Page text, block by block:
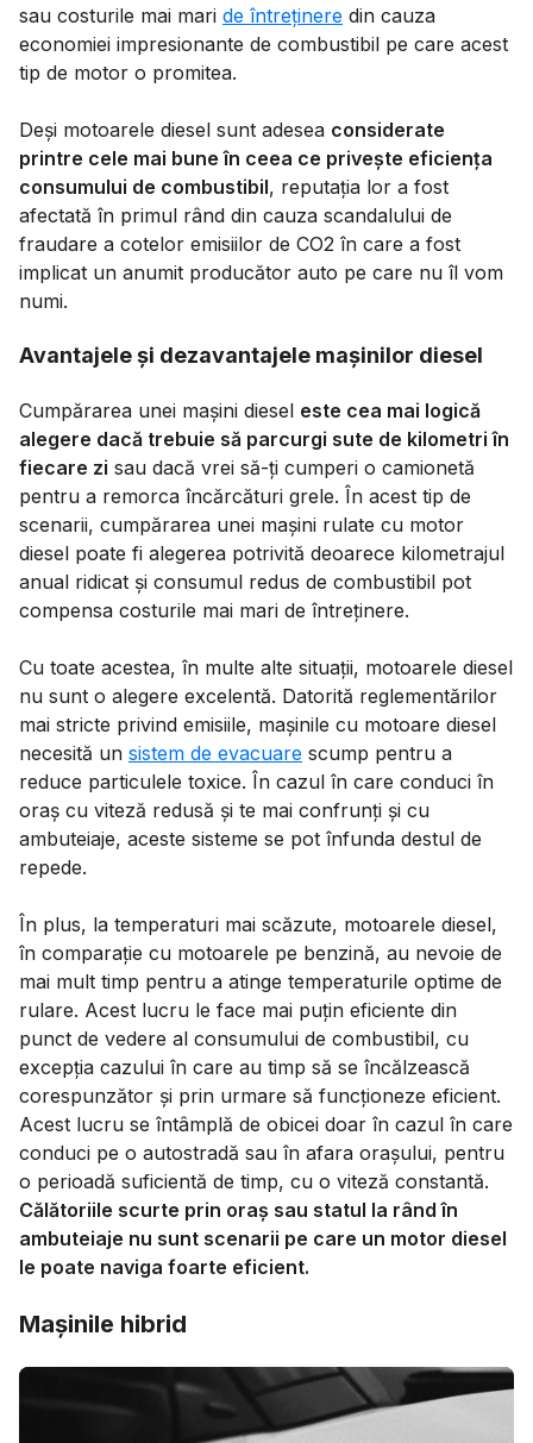
sau costurile mai mari de întreținere din cauza
economiei impresionante de combustibil pe care acest
tip de motor o promitea.
Deși motoarele diesel sunt adesea considerate
printre cele mai bune în ceea ce privește eficiența
consumului de combustibil, reputația lor a fost
afectată în primul rând din cauza scandalului de
fraudare a cotelor emisiilor de CO2 în care a fost
implicat un anumit producător auto pe care nu îl vom
numi.
Avantajele și dezavantajele mașinilor diesel
Cumpărarea unei mașini diesel este cea mai logică
alegere dacă trebuie să parcurgi sute de kilometri în
fiecare zi sau dacă vrei să-ți cumperi o camionetă
pentru a remorca încărcături grele. În acest tip de
scenarii, cumpărarea unei mașini rulate cu motor
diesel poate fi alegerea potrivită deoarece kilometrajul
anual ridicat și consumul redus de combustibil pot
compensa costurile mai mari de întreținere.
Cu toate acestea, în multe alte situații, motoarele diesel
nu sunt o alegere excelentă. Datorită reglementărilor
mai stricte privind emisiile, mașinile cu motoare diesel
necesită un sistem de evacuare scump pentru a
reduce particulele toxice. În cazul în care conduci în
oraș cu viteză redusă și te mai confrunți și cu
ambuteiaje, aceste sisteme se pot înfunda destul de
repede.
În plus, la temperaturi mai scăzute, motoarele diesel,
în comparație cu motoarele pe benzină, au nevoie de
mai mult timp pentru a atinge temperaturile optime de
rulare. Acest lucru le face mai puțin eficiente din
punct de vedere al consumului de combustibil, cu
excepția cazului în care au timp să se încălzească
corespunzător și prin urmare să funcționeze eficient.
Acest lucru se întâmplă de obicei doar în cazul în care
conduci pe o autostradă sau în afara orașului, pentru
o perioadă suficientă de timp, cu o viteză constantă.
Călătoriile scurte prin oraș sau statul la rând în
ambuteiaje nu sunt scenarii pe care un motor diesel
le poate naviga foarte eficient.
Mașinile hibrid